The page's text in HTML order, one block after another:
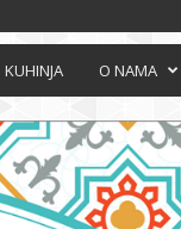
KUHINJA O NAMA